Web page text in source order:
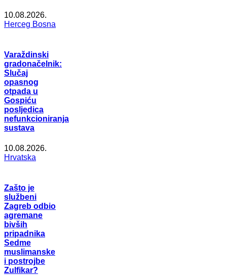
10.08.2026.
Herceg Bosna
Varaždinski
gradonačelnik:
Slučaj
opasnog
otpada u
Gospiću
posljedica
nefunkcioniranja
sustava
10.08.2026.
Hrvatska
Zašto je
službeni
Zagreb odbio
agremane
bivših
pripadnika
Sedme
muslimanske
i postrojbe
Zulfikar?